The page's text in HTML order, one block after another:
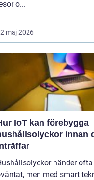
o...
maj 2026
IoT kan förebygga
innan
händer ofta
men med smart